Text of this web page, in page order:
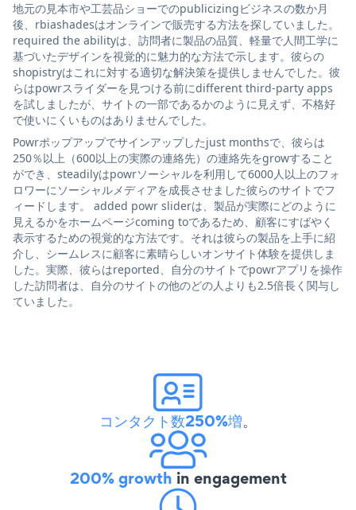
地元の見本市や工芸品ショーでのpublicizingビジネスの数か月
後、rbiashadesはオンラインで販売する方法を探していました。
required the abilityは、訪問者に製品の品質、軽量で人間工学に
基づいたデザインを視覚的に魅力的な方法で示します。彼らの
shopistryはこれに対する適切な解決策を提供しませんでした。彼
らはpowrスライダーを見つける前にdifferent third-party apps
を試しましたが、サイトの一部であるかのように見えず、不格好
で使いにくいものはありませんでした。
Powrポップアップでサインアップしたjust monthsで、彼らは
250％以上（600以上の実際の連絡先）の連絡先をgrowすること
ができ、steadilyはpowrソーシャルを利用して6000人以上のフォ
ロワーにソーシャルメディアを成長させました彼らのサイトでフ
ィードします。 added powr sliderは、製品が実際にどのように
見えるかをホームページcoming toであるため、顧客にすばやく
表示するための視覚的な方法です。それは彼らの製品を上手に紹
介し、シームレスに顧客に素晴らしいオンサイト体験を提供しま
した。実際、彼らはreported、自分のサイトでpowrアプリを操作
した訪問者は、自分のサイトの他のどの人よりも2.5倍長く関与し
ていました。
コンタクト数250%増。
200% growth in engagement